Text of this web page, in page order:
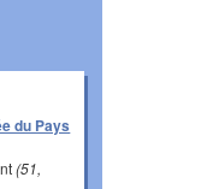
du Pays
(51,